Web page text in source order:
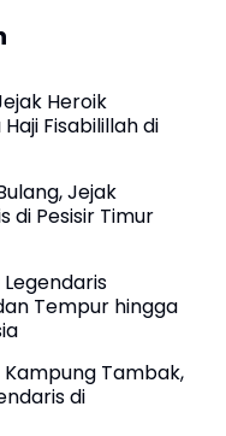
Heroik
Fisabilillah di
Jejak
di Pesisir Timur
Tempur hingga
Tambak,
di